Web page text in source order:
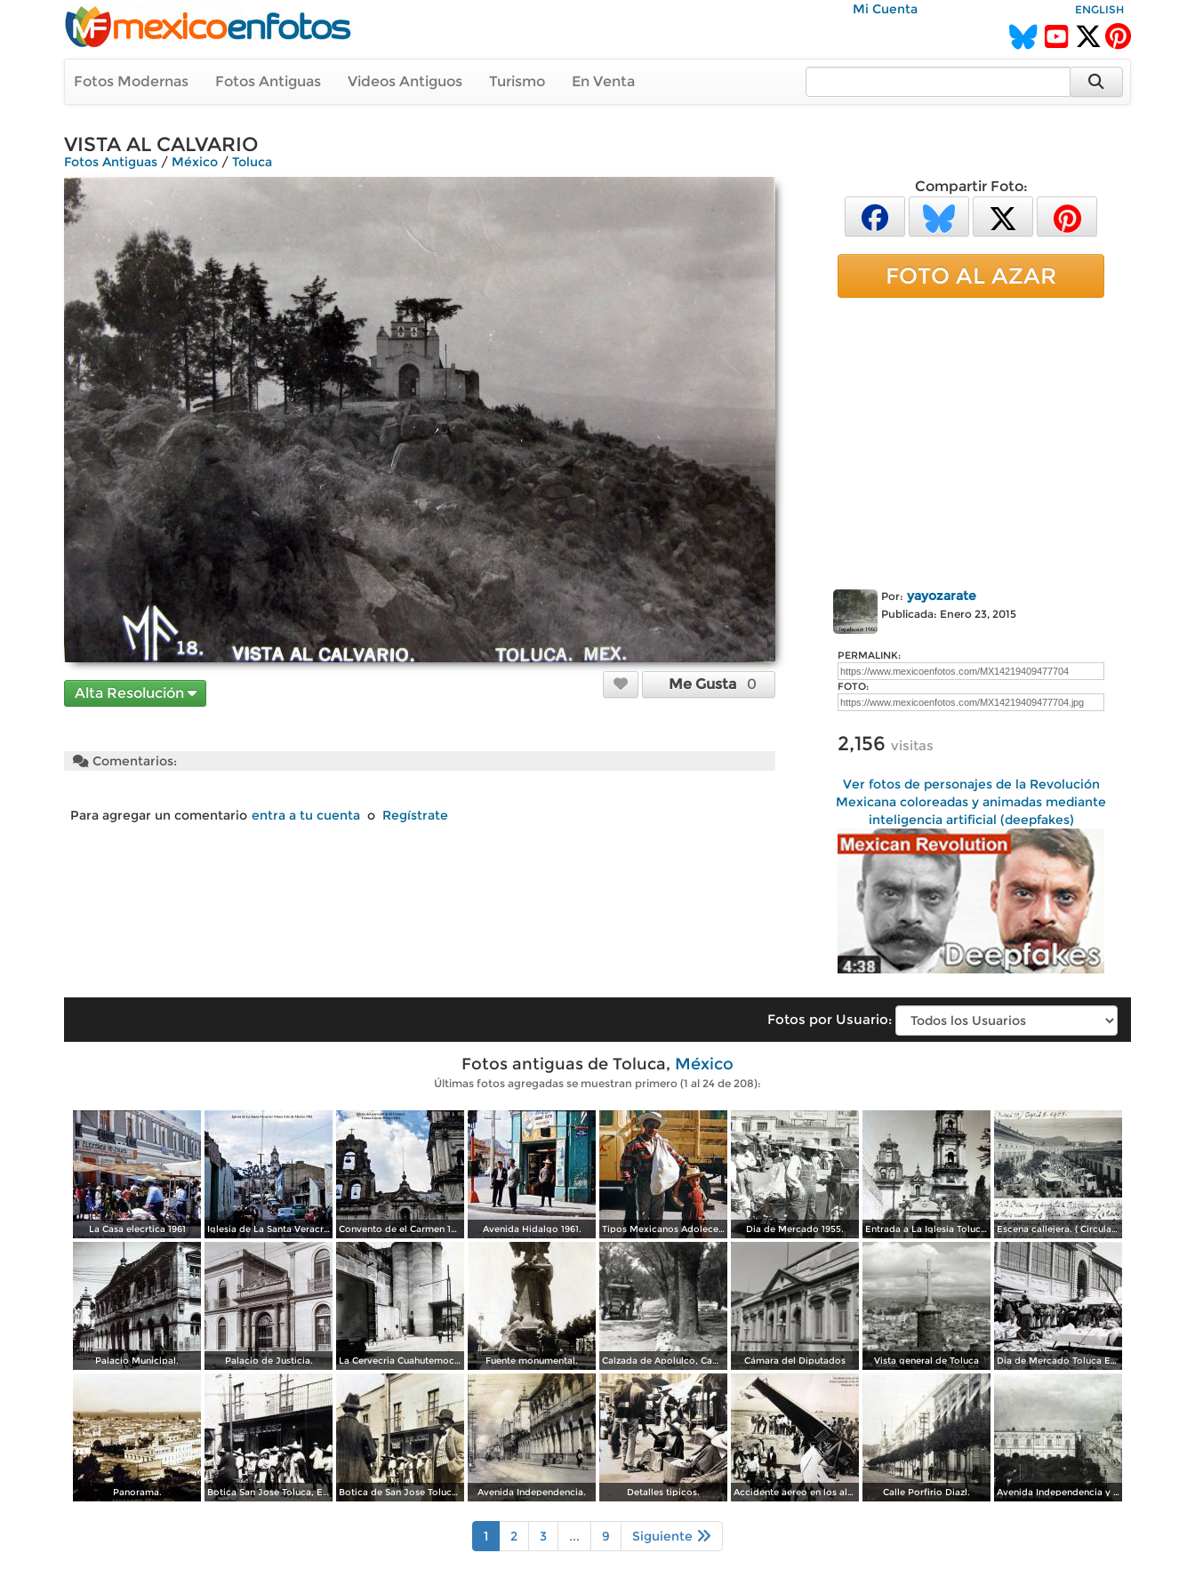
Mi Cuenta ENGLISH
Fotos Modernas Fotos Antiguas Videos Antiguos Turismo En Venta
VISTA AL CALVARIO
Fotos Antiguas / México / Toluca
Alta Resolución
Me Gusta 0
Comentarios:
Para agregar un comentario entra a tu cuenta o Regístrate
Compartir Foto:
FOTO AL AZAR
Por: yayozarate
Publicada: Enero 23, 2015
PERMALINK:
FOTO:
2,156 visitas
Ver fotos de personajes de la Revolución
Mexicana coloreadas y animadas mediante
inteligencia artificial (deepfakes)
Fotos por Usuario:
Fotos antiguas de Toluca, México
Últimas fotos agregadas se muestran primero (1 al 24 de 208):
La Casa elecrtica 1961 Iglesia de La Santa Veracruz 1961 Convento de el Carmen 1961. Avenida Hidalgo 1961. Tipos Mexicanos Adolecente 1961. Dia de Mercado 1955. Entrada a La Iglesia Toluca, Edo de México 1955. Escena callejera. ( Circulada el 8 de Abril de 1908 ).
Palacio Municipal. Palacio de Justicia. La Cervecria Cuahutemoc en Toluca, Edo de México ( Fechada el 2 de Mayo de 1957 ). Fuente monumental. Calzada de Apolulco, Camino Toluca - Ciudad de México Cámara del Diputados Vista general de Toluca Dia de Mercado Toluca Estado de México.
Panorama. Botica San Jose Toluca, Edo de México 1909. Botica de San Jose Toluca, Edo de México 1909. Avenida Independencia. Detalles tipicos. Accidente aereo en los alrededores de Toluca acaecido el dia 28 de Marzo de 1928 Muriendo 3 Americanos. Calle Porfirio Diazl. Avenida Independencia y Jardin de Los martires.
1 2 3 ... 9 Siguiente